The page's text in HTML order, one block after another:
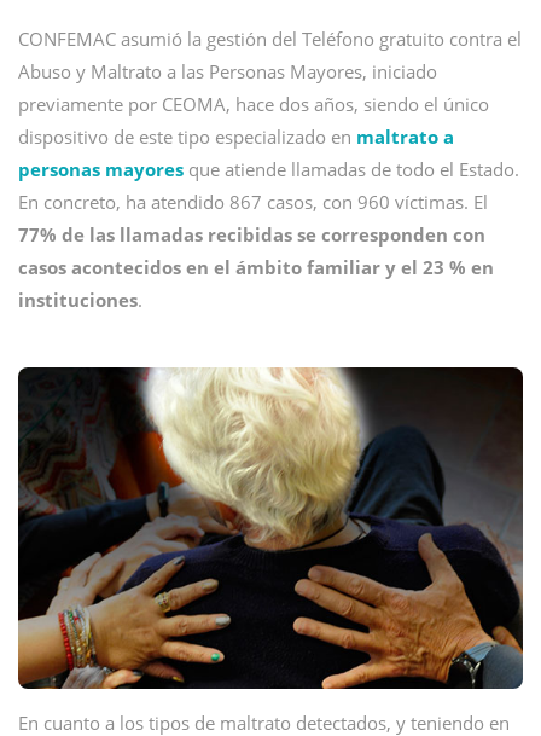
CONFEMAC asumió la gestión del Teléfono gratuito contra el
Abuso y Maltrato a las Personas Mayores, iniciado
previamente por CEOMA, hace dos años, siendo el único
dispositivo de este tipo especializado en maltrato a
personas mayores que atiende llamadas de todo el Estado.
En concreto, ha atendido 867 casos, con 960 víctimas. El
77% de las llamadas recibidas se corresponden con
casos acontecidos en el ámbito familiar y el 23 % en
instituciones.
En cuanto a los tipos de maltrato detectados, y teniendo en